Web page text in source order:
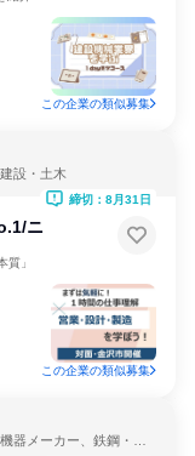
この企業の類似募集
設・土木
ニ
質」
締切：8月31日
この企業の類似募集
器メーカー、鉄鋼・金